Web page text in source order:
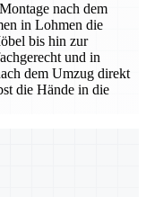
nach dem
in Lohmen die
bis hin zur
und in
dem Umzug direkt
die Hände in die